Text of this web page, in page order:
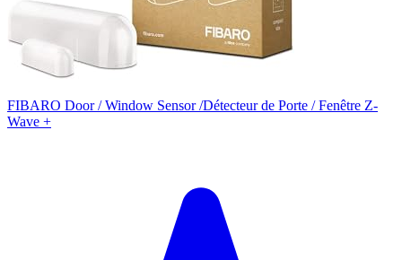
FIBARO Door / Window Sensor /Détecteur de Porte / Fenêtre Z-
Wave +